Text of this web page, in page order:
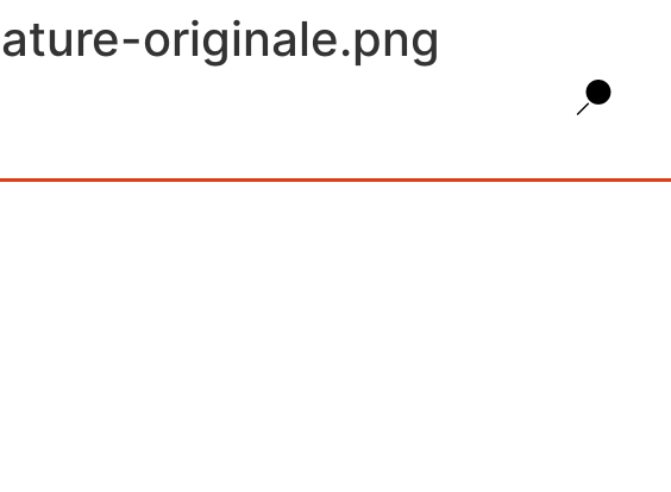
originale.png